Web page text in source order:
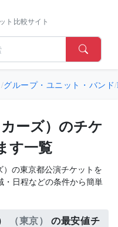
ト比較サイト
/グループ・ユニット・バンド/
ーズ）のチケ
す一覧
）の東京都公演チケットを
・日程などの条件から簡単
（東京）
の最安値チ